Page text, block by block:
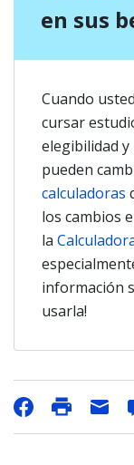
en sus
Cuando
cursar
elegibilidad
pueden
calculadoras
los cambios
la
información
usarla!